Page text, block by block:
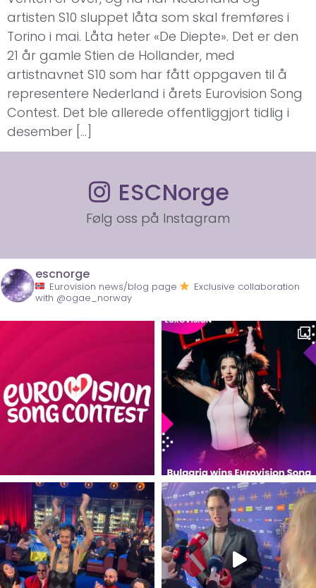
artisten S10 sluppet låta som skal fremføres i
Torino i mai. Låta heter «De Diepte». Det er den
21 år gamle Stien de Hollander, med
artistnavnet S10 som har fått oppgaven til å
representere Nederland i årets Eurovision Song
Contest. Det ble allerede offentliggjort tidlig i
desember […]
ESCNorge
Følg oss på Instagram
escnorge
Eurovision news/blog page
Exclusive collaboration
with @ogae_norway